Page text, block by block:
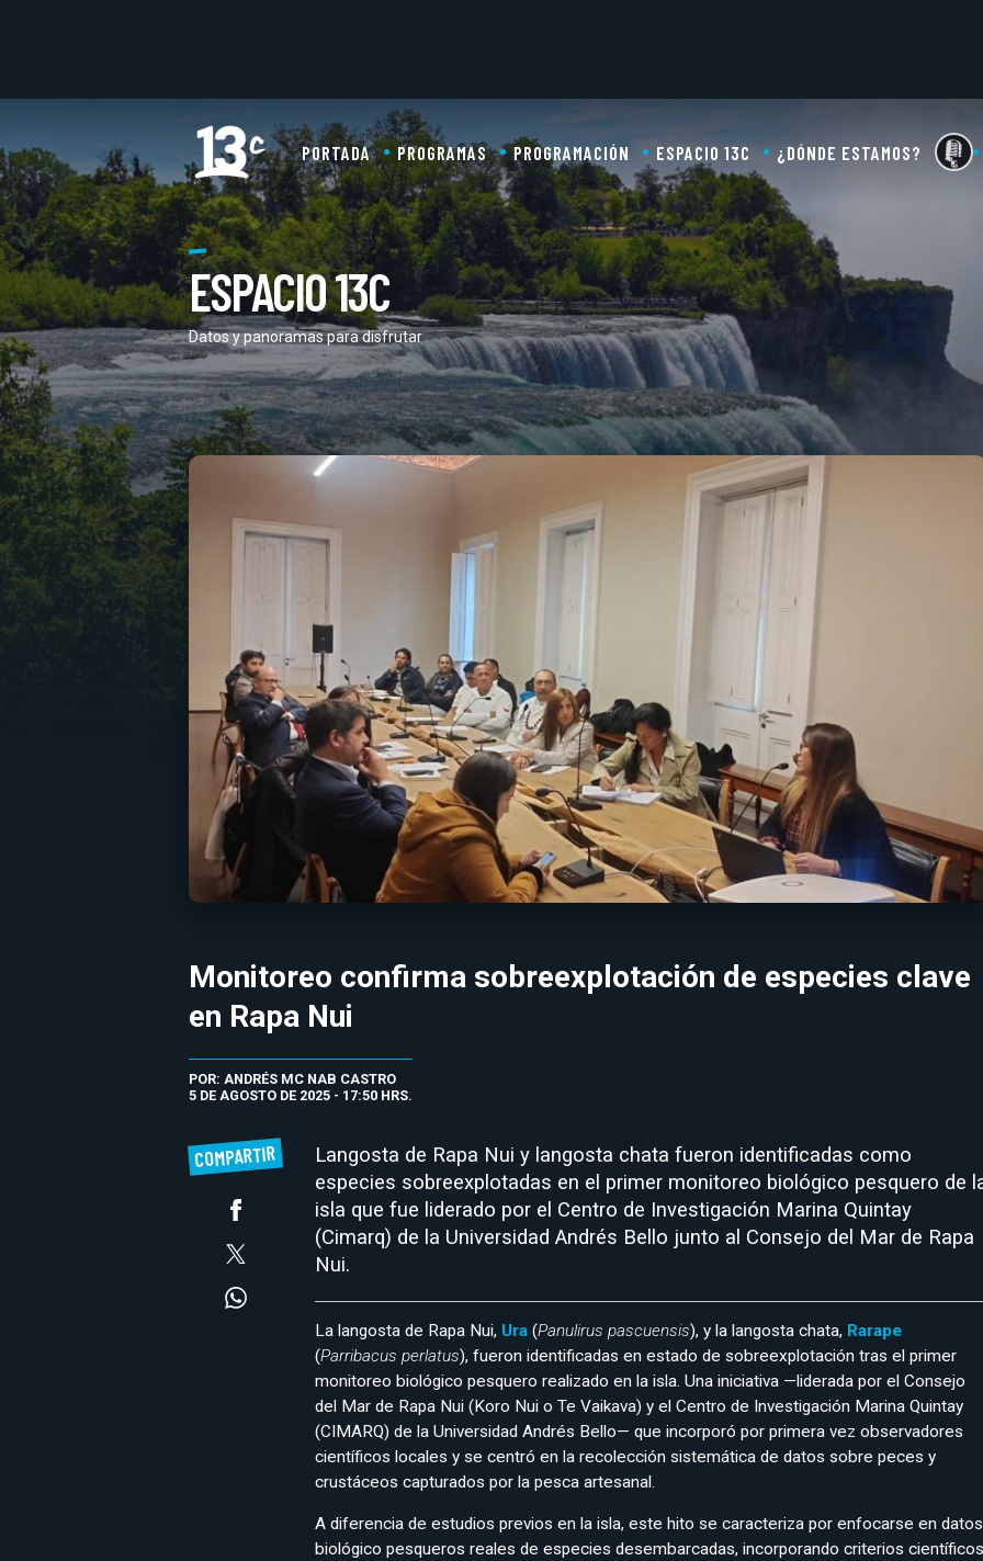
PORTADA PROGRAMAS PROGRAMACIÓN ESPACIO 13C ¿DÓNDE ESTAMOS?
ESPACIO 13C
Datos y panoramas para disfrutar
Monitoreo confirma sobreexplotación de especies clave
en Rapa Nui
POR: ANDRÉS MC NAB CASTRO
5 DE AGOSTO DE 2025 - 17:50 HRS.
COMPARTIR
Langosta de Rapa Nui y langosta chata fueron identificadas como
especies sobreexplotadas en el primer monitoreo biológico pesquero de
isla que fue liderado por el Centro de Investigación Marina Quintay
(Cimarq) de la Universidad Andrés Bello junto al Consejo del Mar de Rapa
Nui.
La langosta de Rapa Nui, Ura (Panulirus pascuensis), y la langosta chata, Rarape
(Parribacus perlatus), fueron identificadas en estado de sobreexplotación tras el primer
monitoreo biológico pesquero realizado en la isla. Una iniciativa —liderada por el Consejo
del Mar de Rapa Nui (Koro Nui o Te Vaikava) y el Centro de Investigación Marina Quintay
(CIMARQ) de la Universidad Andrés Bello— que incorporó por primera vez observadores
científicos locales y se centró en la recolección sistemática de datos sobre peces y
crustáceos capturados por la pesca artesanal.
A diferencia de estudios previos en la isla, este hito se caracteriza por enfocarse en datos
biológico pesqueros reales de especies desembarcadas, incorporando criterios científicos